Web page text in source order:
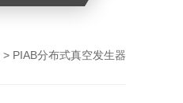
> PIAB分布式真空发生器